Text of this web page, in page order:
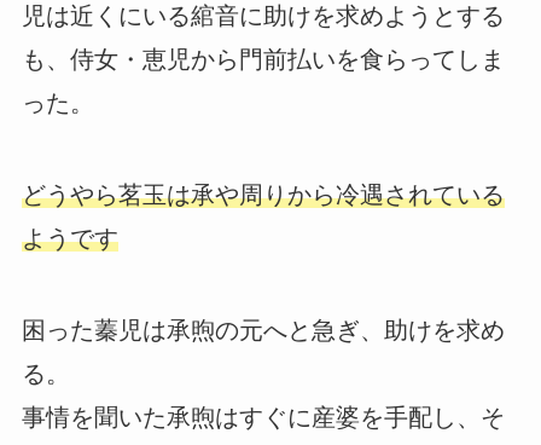
児は近くにいる綰音に助けを求めようとする
も、侍女・恵児から門前払いを食らってしま
った。
どうやら茗玉は承や周りから冷遇されている
ようです
困った蓁児は承煦の元へと急ぎ、助けを求め
る。
事情を聞いた承煦はすぐに産婆を手配し、そ